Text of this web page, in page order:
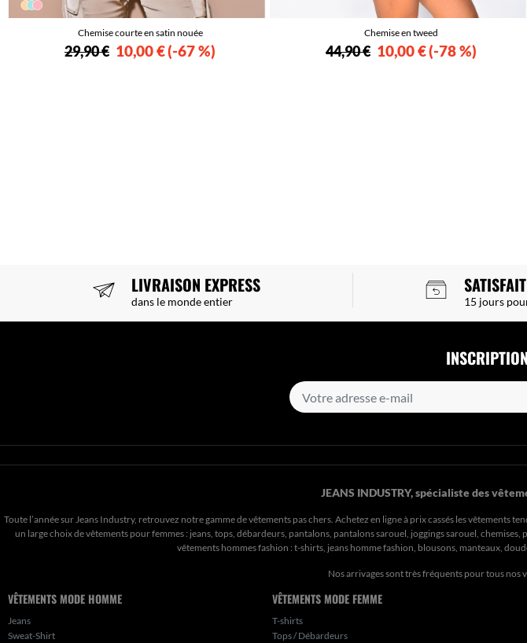
Chemise courte en satin nouée
29,90 € 10,00 € -67 %
Chemise en tweed
44,90 € 10,00 € -78 %
LIVRAISON EXPRESS
dans le monde entier 15 jours
JEANS INDUSTRY, spécialiste des
Toute l’année sur Jeans Industry, retrouvez notre gamme de vêtements pas chers. Achetez en ligne à prix cassés les
un large choix de vêtements pour femmes : jeans, tops, débardeurs, pantalons, pantalons sarouel, joggings sarouel,
vêtements hommes fashion : t-shirts, jeans homme fashion, blousons, manteaux,
Nos arrivages sont très fréquents pour tous nos
VÊTEMENTS MODE HOMME
Jeans
Sweat-Shirt
VÊTEMENTS MODE FEMME
T-shirts
Tops / Débardeurs